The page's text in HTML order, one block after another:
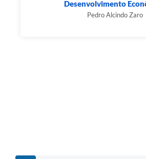
Desenvolvimento
Pedro Alcindo Zaro